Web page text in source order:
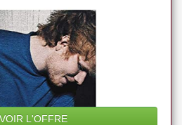
VOIR L'OFFRE